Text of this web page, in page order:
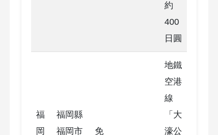
約
400
日圓
福
岡
福岡縣
福岡市
免
地鐵
空港
線
「大
濠公